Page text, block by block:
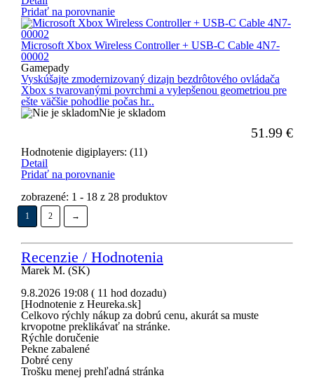
Pridať na porovnanie
Microsoft Xbox Wireless Controller + USB-C Cable 4N7-
00002
Gamepady
Vyskúšajte zmodernizovaný dizajn bezdrôtového ovládača
Xbox s tvarovanými povrchmi a vylepšenou geometriou pre
ešte väčšie pohodlie počas hr..
Nie je skladom
51.99 €
Hodnotenie digiplayers: (11)
Detail
Pridať na porovnanie
zobrazené: 1 - 18 z 28 produktov
1 2 →
Recenzie / Hodnotenia
Marek M. (SK)
9.8.2026 19:08 ( 11 hod dozadu)
[Hodnotenie z Heureka.sk]
Celkovo rýchly nákup za dobrú cenu, akurát sa muste
krvopotne preklikávať na stránke.
Rýchle doručenie
Pekne zabalené
Dobré ceny
Trošku menej prehľadná stránka